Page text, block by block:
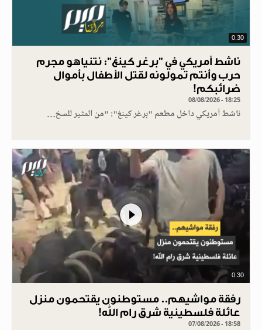
0.30
ناشط أمريكي في "برغر كينغ": نتنياهو مجرم
حرب وأنتم تمولونه لقتل الأطفال بأموال
ضرائبكم!
08/08/2026 - 18:25
ناشط أمريكي داخل مطعم "برغر كينغ": "من المثير للسخ…
0.30
رفقة مواشيهم.. مستوطنون يقتحمون منزل
عائلة فلسطينية شرق رام الله!
07/08/2026 - 18:58